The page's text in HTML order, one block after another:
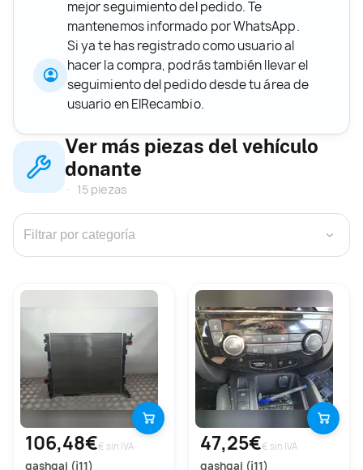
mejor seguimiento del pedido. Te
mantenemos informado por WhatsApp.
Si ya te has registrado como usuario al
hacer la compra, podrás también llevar el
seguimiento del pedido desde tu área de
usuario en ElRecambio.
Ver más piezas del vehículo
donante
15 piezas
›
106,48€€ sin IVA
qashqai (j11)
47,25€€ sin IVA
qashqai (j11)